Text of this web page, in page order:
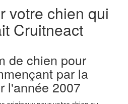
votre chien qui
Cruitneact
de chien pour
par la
l'année 2007